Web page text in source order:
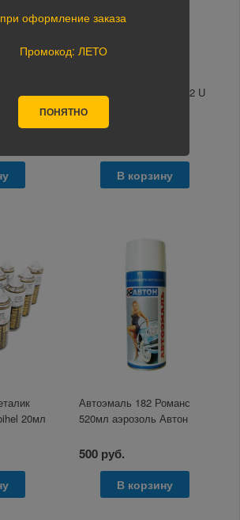
Автоэмаль DAEWOO 92 U
Poly silver 1л.Mobihel
В корзину
20мл
Автоэмаль 182 Романс
520мл аэрозоль Автон
500 руб.
В корзину
при оформление заказа
Промокод: ЛЕТО
ПОНЯТНО